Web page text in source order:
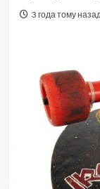
3 года тому назад